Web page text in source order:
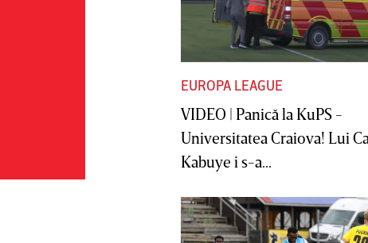
EUROPA LEAGUE
VIDEO | Panică la KuPS -
Universitatea Craiova! Lui
Kabuye i s-a...